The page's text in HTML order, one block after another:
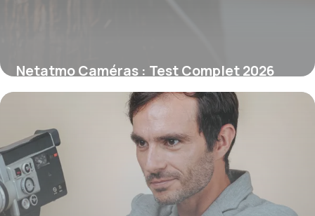
Netatmo Caméras : Test Complet 2026
19 décembre 2025